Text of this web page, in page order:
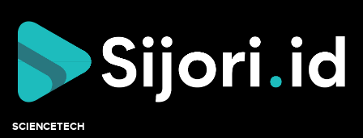
SCIENCETECH